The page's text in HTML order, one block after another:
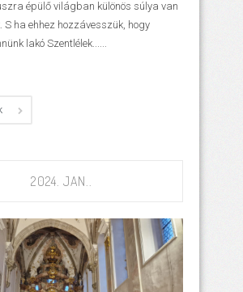
épülő világban különös súlya van
S ha ehhez hozzávesszük, hogy
lakó Szentlélek......
2024. JAN..